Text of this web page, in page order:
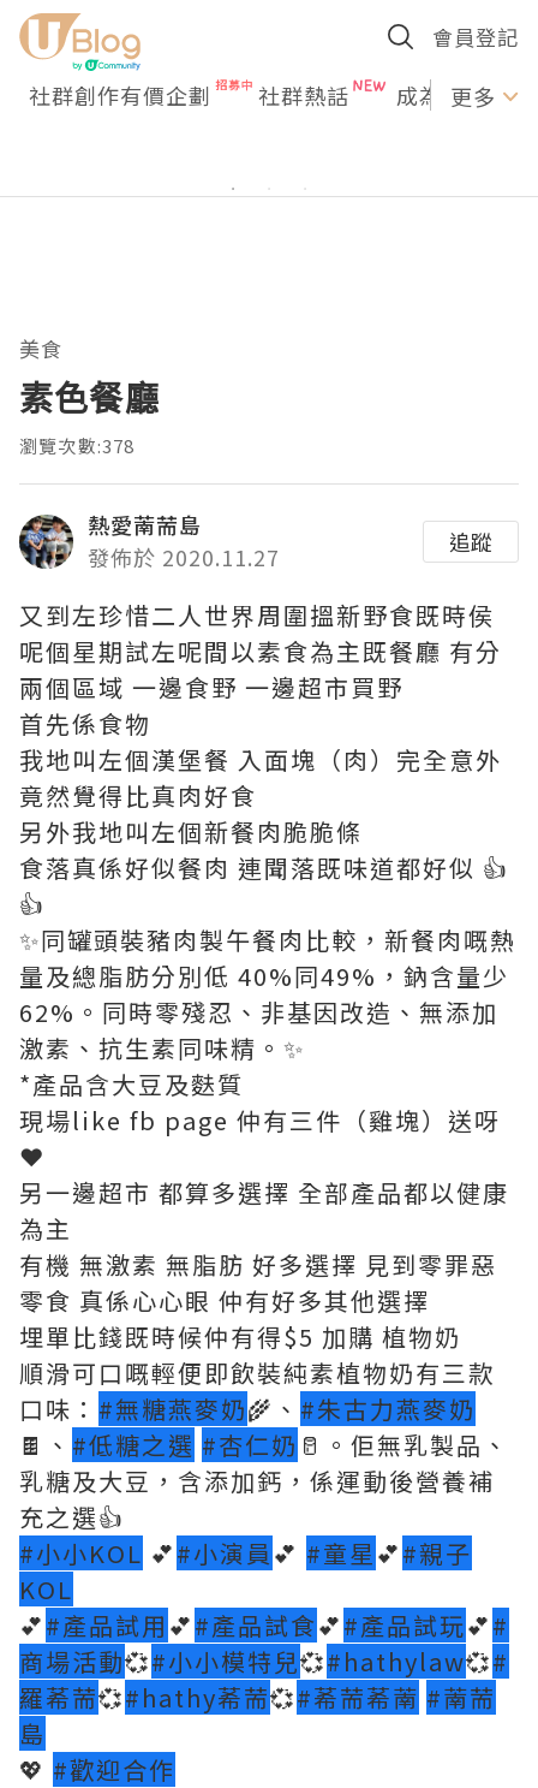
會員登記
社群創作有價企劃 社群熱話 成為U更多
美食
素色餐廳
瀏覽次數:378
熱愛萳荋島
發佈於 2020.11.27
追蹤
又到左珍惜二人世界周圍搵新野食既時侯
呢個星期試左呢間以素食為主既餐廳 有分
兩個區域 一邊食野 一邊超市買野
首先係食物
我地叫左個漢堡餐 入面塊（肉）完全意外
竟然覺得比真肉好食
另外我地叫左個新餐肉脆脆條
食落真係好似餐肉 連聞落既味道都好似 👍
👍
✨同罐頭裝豬肉製午餐肉比較，新餐肉嘅熱
量及總脂肪分別低 40%同49%，鈉含量少
62%。同時零殘忍、非基因改造、無添加
激素、抗生素同味精。✨
*產品含大豆及麩質
現場like fb page 仲有三件（雞塊）送呀
❤️
另一邊超市 都算多選擇 全部產品都以健康
為主
有機 無激素 無脂肪 好多選擇 見到零罪惡
零食 真係心心眼 仲有好多其他選擇
埋單比錢既時候仲有得$5 加購 植物奶
順滑可口嘅輕便即飲裝純素植物奶有三款
口味： #無糖燕麥奶🌾、 #朱古力燕麥奶
🍫、 #低糖之選 #杏仁奶 🥛。佢無乳製品、
乳糖及大豆，含添加鈣，係運動後營養補
充之選👍
#小小KOL 💕#小演員 💕 #童星 💕#親子
KOL
💕#產品試用 💕#產品試食💕#產品試玩💕#
商場活動💞#小小模特兒💞#hathylaw💞#
羅莃荋💞#hathy莃荋💞#莃荋莃萳 #萳荋
島
💖 #歡迎合作